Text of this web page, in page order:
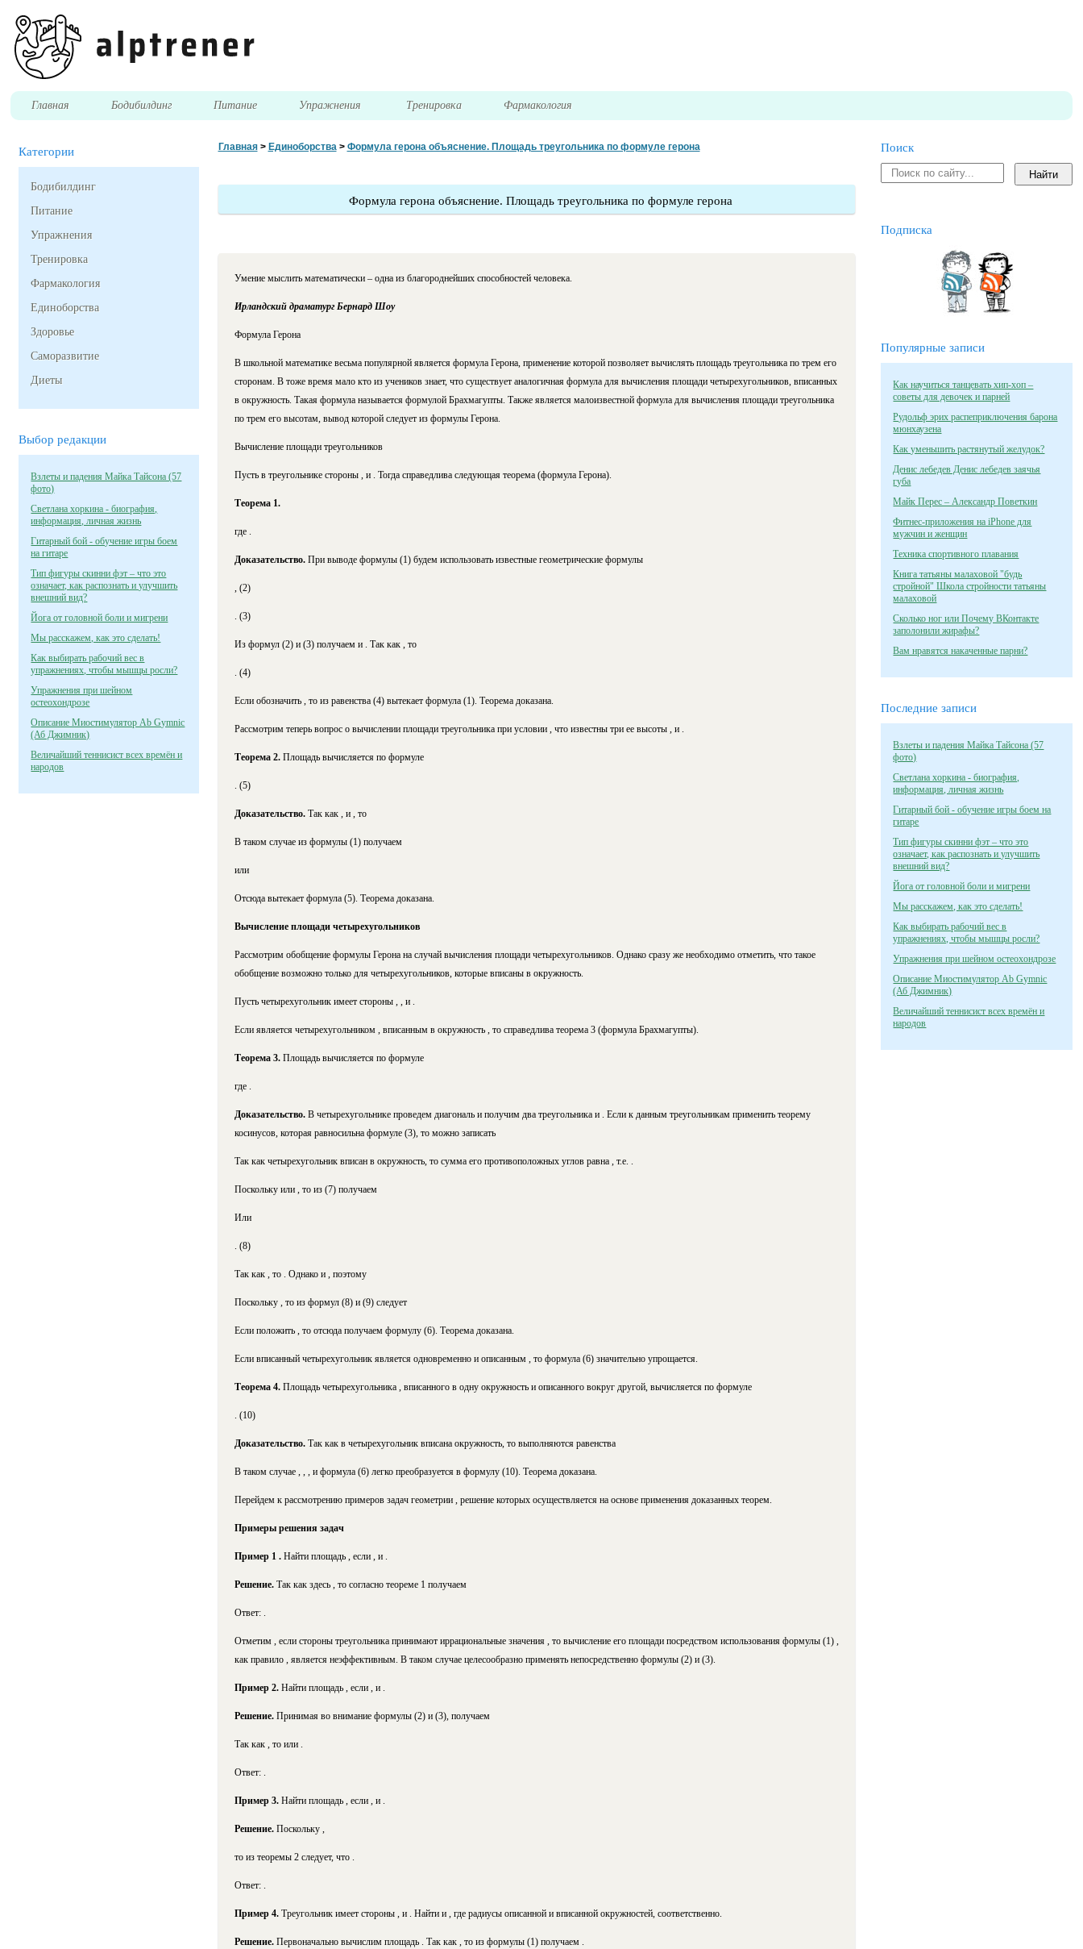
Главная Бодибилдинг Питание Упражнения Тренировка Фармакология
Категории
Бодибилдинг
Питание
Упражнения
Тренировка
Фармакология
Единоборства
Здоровье
Саморазвитие
Диеты
Выбор редакции
Взлеты и падения Майка Тайсона (57
фото)
Светлана хоркина - биография,
информация, личная жизнь
Гитарный бой - обучение игры боем
на гитаре
Тип фигуры скинни фэт – что это
означает, как распознать и улучшить
внешний вид?
Йога от головной боли и мигрени
Мы расскажем, как это сделать!
Как выбирать рабочий вес в
упражнениях, чтобы мышцы росли?
Упражнения при шейном
остеохондрозе
Описание Миостимулятор Ab Gymnic
(Аб Джимник)
Величайший теннисист всех времён и
народов
Главная> Единоборства> Формула герона объяснение. Площадь треугольника по формуле герона
Формула герона объяснение. Площадь треугольника по формуле герона
Умение мыслить математически – одна из благороднейших способностей человека.
Ирландский драматург Бернард Шоу
Формула Герона
В школьной математике весьма популярной является формула Герона, применение которой позволяет вычислять площадь треугольника по трем его
сторонам. В тоже время мало кто из учеников знает, что существует аналогичная формула для вычисления площади четырехугольников, вписанных
в окружность. Такая формула называется формулой Брахмагупты. Также является малоизвестной формула для вычисления площади треугольника
по трем его высотам, вывод которой следует из формулы Герона.
Вычисление площади треугольников
Пусть в треугольнике стороны , и . Тогда справедлива следующая теорема (формула Герона).
Теорема 1.
где .
Доказательство. При выводе формулы (1) будем использовать известные геометрические формулы
, (2)
. (3)
Из формул (2) и (3) получаем и . Так как , то
. (4)
Если обозначить , то из равенства (4) вытекает формула (1). Теорема доказана.
Рассмотрим теперь вопрос о вычислении площади треугольника при условии , что известны три ее высоты , и .
Теорема 2. Площадь вычисляется по формуле
. (5)
Доказательство. Так как , и , то
В таком случае из формулы (1) получаем
или
Отсюда вытекает формула (5). Теорема доказана.
Вычисление площади четырехугольников
Рассмотрим обобщение формулы Герона на случай вычисления площади четырехугольников. Однако сразу же необходимо отметить, что такое
обобщение возможно только для четырехугольников, которые вписаны в окружность.
Пусть четырехугольник имеет стороны , , и .
Если является четырехугольником , вписанным в окружность , то справедлива теорема 3 (формула Брахмагупты).
Теорема 3. Площадь вычисляется по формуле
где .
Доказательство. В четырехугольнике проведем диагональ и получим два треугольника и . Если к данным треугольникам применить теорему
косинусов, которая равносильна формуле (3), то можно записать
Так как четырехугольник вписан в окружность, то сумма его противоположных углов равна , т.е. .
Поскольку или , то из (7) получаем
Или
. (8)
Так как , то . Однако и , поэтому
Поскольку , то из формул (8) и (9) следует
Если положить , то отсюда получаем формулу (6). Теорема доказана.
Если вписанный четырехугольник является одновременно и описанным , то формула (6) значительно упрощается.
Теорема 4. Площадь четырехугольника , вписанного в одну окружность и описанного вокруг другой, вычисляется по формуле
. (10)
Доказательство. Так как в четырехугольник вписана окружность, то выполняются равенства
В таком случае , , , и формула (6) легко преобразуется в формулу (10). Теорема доказана.
Перейдем к рассмотрению примеров задач геометрии , решение которых осуществляется на основе применения доказанных теорем.
Примеры решения задач
Пример 1 . Найти площадь , если , и .
Решение. Так как здесь , то согласно теореме 1 получаем
Ответ: .
Отметим , если стороны треугольника принимают иррациональные значения , то вычисление его площади посредством использования формулы (1) ,
как правило , является неэффективным. В таком случае целесообразно применять непосредственно формулы (2) и (3).
Пример 2. Найти площадь , если , и .
Решение. Принимая во внимание формулы (2) и (3), получаем
Так как , то или .
Ответ: .
Пример 3. Найти площадь , если , и .
Решение. Поскольку ,
то из теоремы 2 следует, что .
Ответ: .
Пример 4. Треугольник имеет стороны , и . Найти и , где радиусы описанной и вписанной окружностей, соответственно.
Решение. Первоначально вычислим площадь . Так как , то из формулы (1) получаем .
Поиск
Подписка
Популярные записи
Как научиться танцевать хип-хоп –
советы для девочек и парней
Рудольф эрих распеприключения барона
мюнхаузена
Как уменьшить растянутый желудок?
Денис лебедев Денис лебедев заячья
губа
Майк Перес – Александр Поветкин
Фитнес-приложения на iPhone для
мужчин и женщин
Техника спортивного плавания
Книга татьяны малаховой "будь
стройной" Школа стройности татьяны
малаховой
Сколько ног или Почему ВКонтакте
заполонили жирафы?
Вам нравятся накаченные парни?
Последние записи
Взлеты и падения Майка Тайсона (57
фото)
Светлана хоркина - биография,
информация, личная жизнь
Гитарный бой - обучение игры боем на
гитаре
Тип фигуры скинни фэт – что это
означает, как распознать и улучшить
внешний вид?
Йога от головной боли и мигрени
Мы расскажем, как это сделать!
Как выбирать рабочий вес в
упражнениях, чтобы мышцы росли?
Упражнения при шейном остеохондрозе
Описание Миостимулятор Ab Gymnic
(Аб Джимник)
Величайший теннисист всех времён и
народов